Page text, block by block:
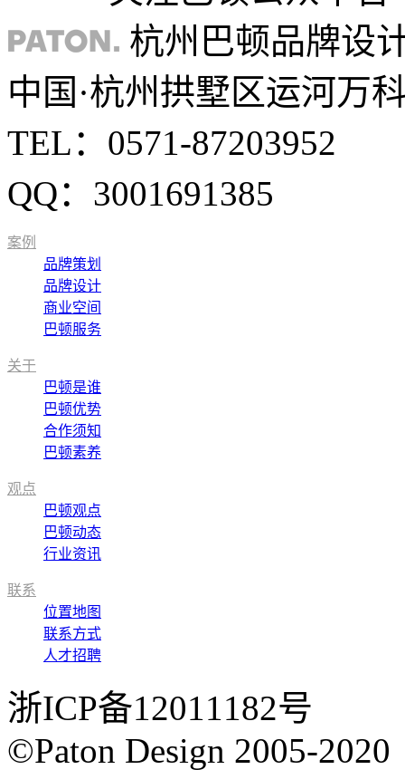
杭州巴顿品牌设
中国·杭州拱墅区运河万
TEL：0571-87203952
QQ：3001691385
案例
品牌策划
品牌设计
商业空间
巴顿服务
关于
巴顿是谁
巴顿优势
合作须知
巴顿素养
观点
巴顿观点
巴顿动态
行业资讯
联系
位置地图
联系方式
人才招聘
浙ICP备12011182号
©Paton Design 2005-2020